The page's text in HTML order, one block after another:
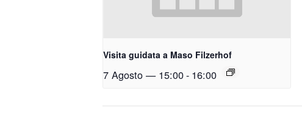
Visita guidata a Maso Filzerhof
7 Agosto — 15:00- 16:00